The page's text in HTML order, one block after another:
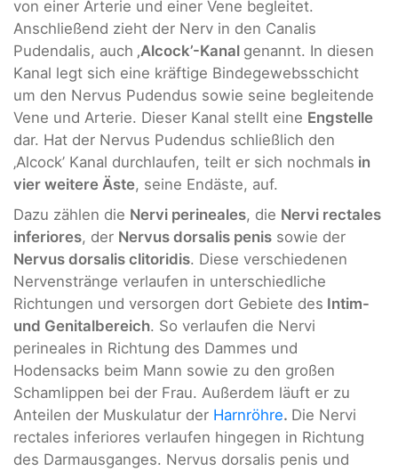
von einer Arterie und einer Vene begleitet.
Anschließend zieht der Nerv in den Canalis
Pudendalis, auch ‚Alcock’-Kanal genannt. In diesen
Kanal legt sich eine kräftige Bindegewebsschicht
um den Nervus Pudendus sowie seine begleitende
Vene und Arterie. Dieser Kanal stellt eine Engstelle
dar. Hat der Nervus Pudendus schließlich den
‚Alcock’ Kanal durchlaufen, teilt er sich nochmals in
vier weitere Äste, seine Endäste, auf.
Dazu zählen die Nervi perineales, die Nervi rectales
inferiores, der Nervus dorsalis penis sowie der
Nervus dorsalis clitoridis. Diese verschiedenen
Nervenstränge verlaufen in unterschiedliche
Richtungen und versorgen dort Gebiete des Intim-
und Genitalbereich. So verlaufen die Nervi
perineales in Richtung des Dammes und
Hodensacks beim Mann sowie zu den großen
Schamlippen bei der Frau. Außerdem läuft er zu
Anteilen der Muskulatur der Harnröhre. Die Nervi
rectales inferiores verlaufen hingegen in Richtung
des Darmausganges. Nervus dorsalis penis und